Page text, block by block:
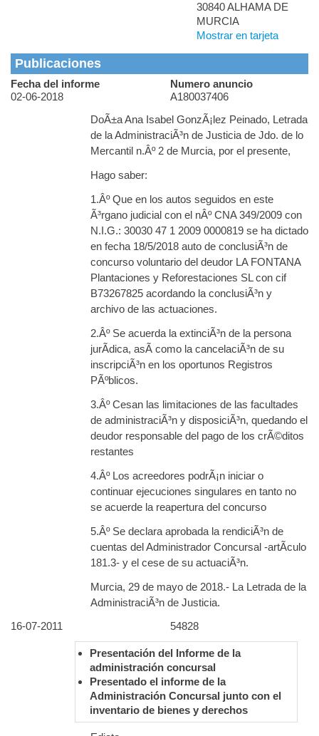
30840 ALHAMA DE
MURCIA
Mostrar en tarjeta
Publicaciones
Fecha del informe
Numero anuncio
02-06-2018
A180037406
DoÃ±a Ana Isabel GonzÃ¡lez Peinado, Letrada
de la AdministraciÃ³n de Justicia de Jdo. de lo
Mercantil n.Âº 2 de Murcia, por el presente,
Hago saber:
1.Âº Que en los autos seguidos en este
Ã³rgano judicial con el nÂº CNA 349/2009 con
N.I.G.: 30030 47 1 2009 0000819 se ha dictado
en fecha 18/5/2018 auto de conclusiÃ³n de
concurso voluntario del deudor LA FONTANA
Plantaciones y Reforestaciones SL con cif
B73267825 acordando la conclusiÃ³n y
archivo de las actuaciones.
2.Âº Se acuerda la extinciÃ³n de la persona
jurÃ­dica, asÃ­ como la cancelaciÃ³n de su
inscripciÃ³n en los oportunos Registros
PÃºblicos.
3.Âº Cesan las limitaciones de las facultades
de administraciÃ³n y disposiciÃ³n, quedando el
deudor responsable del pago de los crÃ©ditos
restantes
4.Âº Los acreedores podrÃ¡n iniciar o
continuar ejecuciones singulares en tanto no
se acuerde la reapertura del concurso
5.Âº Se declara aprobada la rendiciÃ³n de
cuentas del Administrador Concursal -artÃ­culo
181.3- y el cese de su actuaciÃ³n.
Murcia, 29 de mayo de 2018.- La Letrada de la
AdministraciÃ³n de Justicia.
16-07-2011
54828
Presentación del Informe de la
administración concursal
Presentado el informe de la
Administración Concursal junto con el
inventario de bienes y derechos